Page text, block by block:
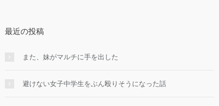
最近の投稿
また、妹がマルチに手を出した
避けない女子中学生をぶん殴りそうになった話